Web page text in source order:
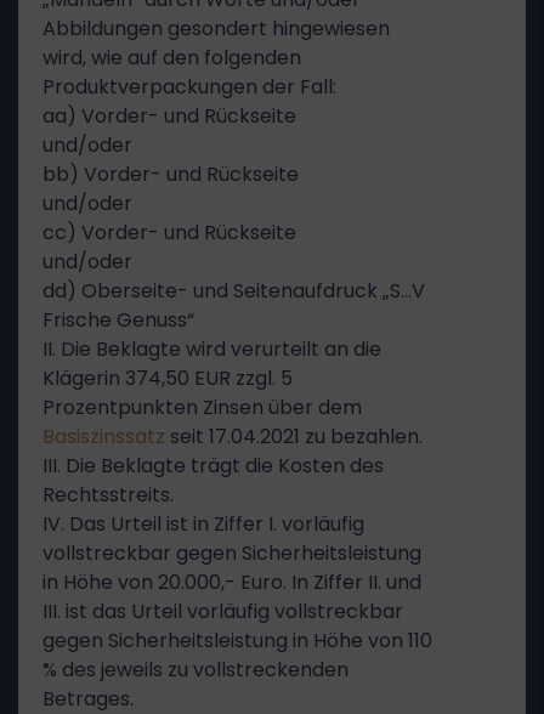
Abbildungen gesondert hingewiesen
wird, wie auf den folgenden
Produktverpackungen der Fall:
aa) Vorder- und Rückseite
und/oder
bb) Vorder- und Rückseite
und/oder
cc) Vorder- und Rückseite
und/oder
dd) Oberseite- und Seitenaufdruck „S…V
Frische Genuss“
II. Die Beklagte wird verurteilt an die
Klägerin 374,50 EUR zzgl. 5
Prozentpunkten Zinsen über dem
Basiszinssatz seit 17.04.2021 zu bezahlen.
III. Die Beklagte trägt die Kosten des
Rechtsstreits.
IV. Das Urteil ist in Ziffer I. vorläufig
vollstreckbar gegen Sicherheitsleistung
in Höhe von 20.000,- Euro. In Ziffer II. und
III. ist das Urteil vorläufig vollstreckbar
gegen Sicherheitsleistung in Höhe von 110
% des jeweils zu vollstreckenden
Betrages.